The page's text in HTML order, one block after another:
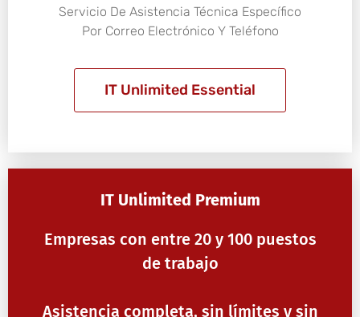
Servicio De Asistencia Técnica Específico
Por Correo Electrónico Y Teléfono
IT Unlimited Essential
IT Unlimited Premium
Empresas con entre 20 y 100 puestos
de trabajo
Asistencia completa, sin límites y sin